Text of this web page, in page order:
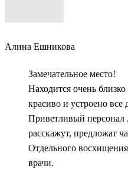
Алина Ешникова
Замечательное место!
Находится очень
красиво и устроено все
Приветливый персонал
расскажут, предложат
Отдельного
врачи.